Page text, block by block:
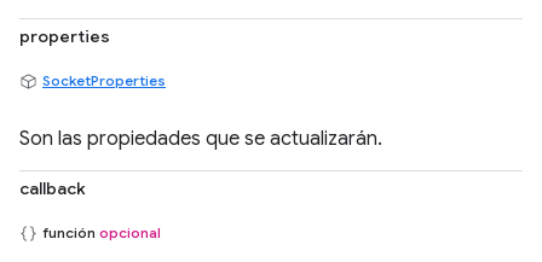
properties
SocketProperties
Son las propiedades que se actualizarán.
callback
función opcional